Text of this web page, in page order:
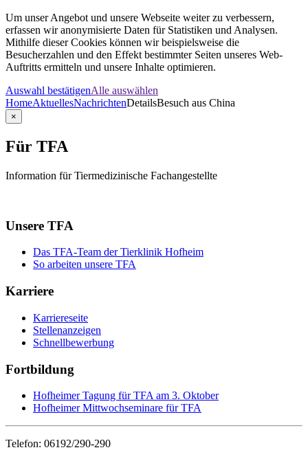
Um unser Angebot und unsere Webseite weiter zu verbessern,
erfassen wir anonymisierte Daten für Statistiken und Analysen.
Mithilfe dieser Cookies können wir beispielsweise die
Besucherzahlen und den Effekt bestimmter Seiten unseres Web-
Auftritts ermitteln und unsere Inhalte optimieren.
Auswahl bestätigenAlle auswählen
HomeAktuellesNachrichtenDetailsBesuch aus China
×
Für TFA
Information für Tiermedizinische Fachangestellte
Unsere TFA
Das TFA-Team der Tierklinik Hofheim
So arbeiten unsere TFA
Karriere
Karriereseite
Stellenanzeigen
Schnellbewerbung
Fortbildung
Hofheimer Tagung für TFA am 3. Oktober
Hofheimer Mittwochseminare für TFA
Telefon: 06192/290-290